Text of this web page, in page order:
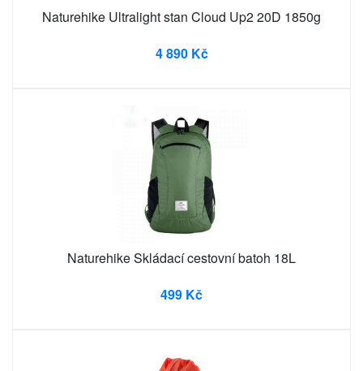
Naturehike Ultralight stan Cloud Up2 20D 1850g
4 890 Kč
Naturehike Skládací cestovní batoh 18L
499 Kč